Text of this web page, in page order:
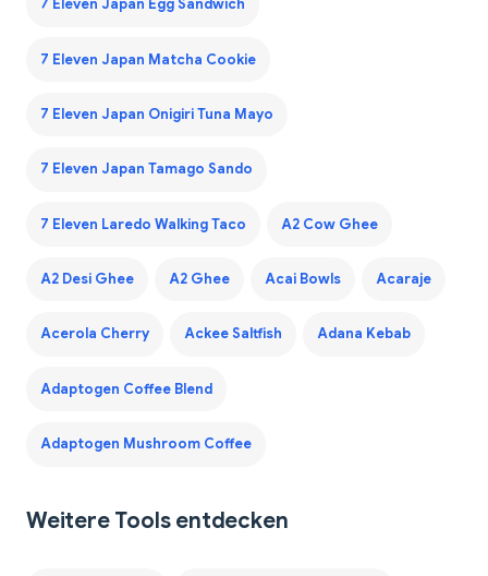
7 Eleven Japan Egg Sandwich
7 Eleven Japan Matcha Cookie
7 Eleven Japan Onigiri Tuna Mayo
7 Eleven Japan Tamago Sando
7 Eleven Laredo Walking Taco A2 Cow Ghee
A2 Desi Ghee A2 Ghee Acai Bowls Acaraje
Acerola Cherry Ackee Saltfish Adana Kebab
Adaptogen Coffee Blend
Adaptogen Mushroom Coffee
Weitere Tools entdecken